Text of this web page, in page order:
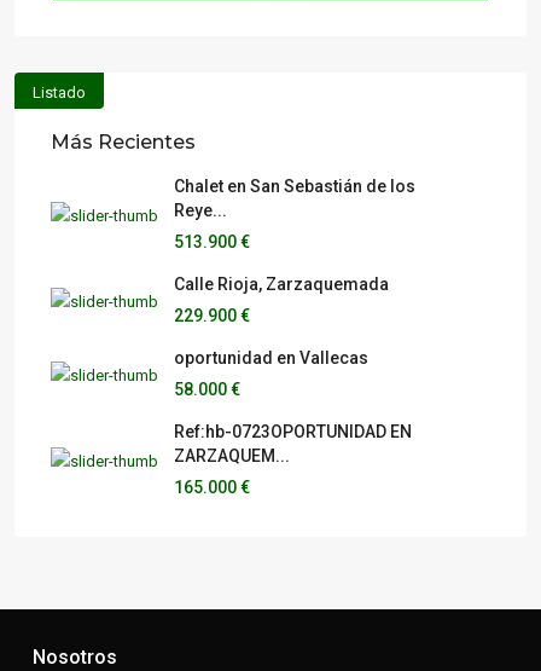
Listado
Más Recientes
Chalet en San Sebastián de los
Reye...
513.900 €
Calle Rioja, Zarzaquemada
229.900 €
oportunidad en Vallecas
58.000 €
Ref:hb-0723OPORTUNIDAD EN
ZARZAQUEM...
165.000 €
Nosotros